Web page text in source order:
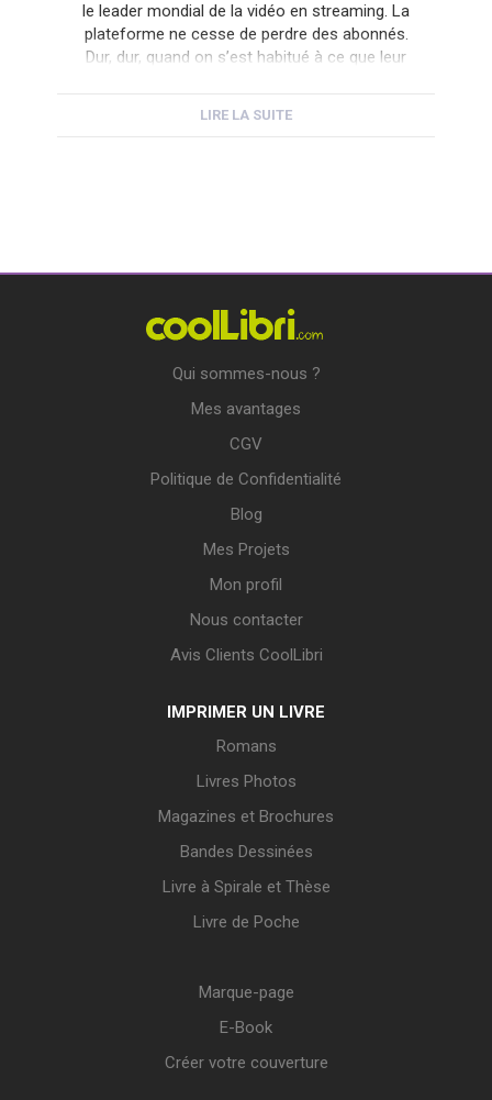
le leader mondial de la vidéo en streaming. La
plateforme ne cesse de perdre des abonnés.
Dur, dur, quand on s’est habitué à ce que leur
LIRE LA SUITE
Qui sommes-nous ?
Mes avantages
CGV
Politique de Confidentialité
Blog
Mes Projets
Mon profil
Nous contacter
Avis Clients CoolLibri
IMPRIMER UN LIVRE
Romans
Livres Photos
Magazines et Brochures
Bandes Dessinées
Livre à Spirale et Thèse
Livre de Poche
Marque-page
E-Book
Créer votre couverture